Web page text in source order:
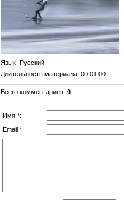
Язык: Русский
Длительность материала: 00:01:00
Всего комментариев: 0
Имя *:
Email *: